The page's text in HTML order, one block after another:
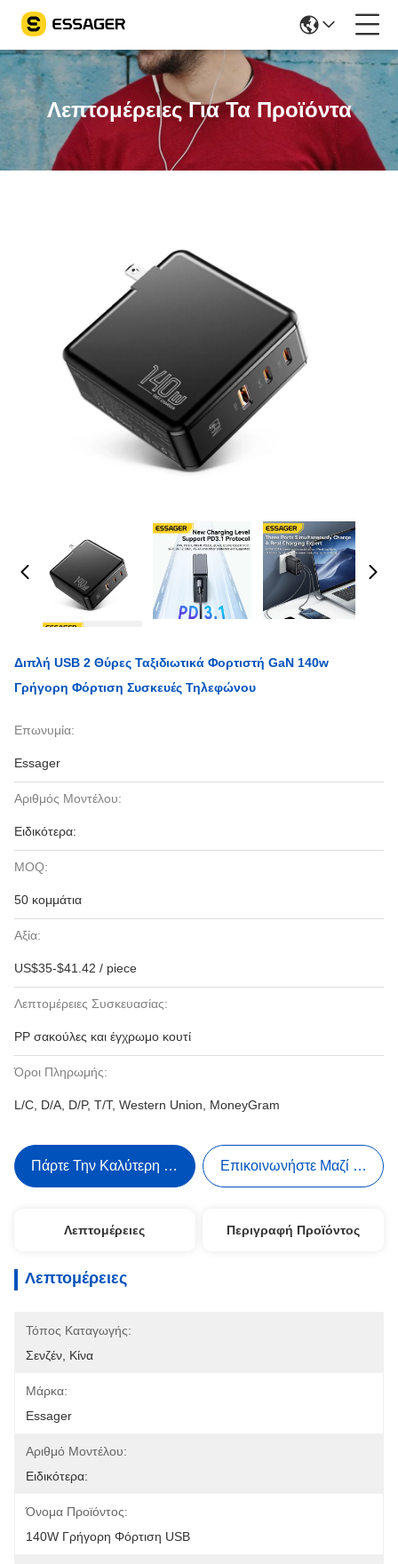
Λεπτομέρειες Για Τα Προϊόντα
Διπλή USB 2 Θύρες Ταξιδιωτικά Φορτιστή GaN 140w
Γρήγορη Φόρτιση Συσκευές Τηλεφώνου
Επωνυμία:
Essager
Αριθμός Μοντέλου:
Ειδικότερα:
MOQ:
50 κομμάτια
Αξία:
US$35-$41.42 / piece
Λεπτομέρειες Συσκευασίας:
PP σακούλες και έγχρωμο κουτί
Όροι Πληρωμής:
L/C, D/A, D/P, T/T, Western Union, MoneyGram
Πάρτε Την Καλύτερη Τιμή Επικοινωνήστε Μαζί Μας
Λεπτομέρειες Περιγραφή Προϊόντος
Λεπτομέρειες
Τόπος Καταγωγής:
Σενζέν, Κίνα
Μάρκα:
Essager
Αριθμό Μοντέλου:
Ειδικότερα:
Όνομα Προϊόντος:
140W Γρήγορη Φόρτιση USB